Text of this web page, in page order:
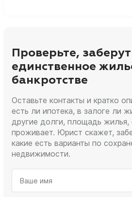
Проверьте,
единственное
банкротстве
Оставьте контакты и кратко
есть ли ипотека, в залоге ли
другие долги, площадь жилья,
проживает. Юрист скажет,
какие есть варианты по
недвижимости.